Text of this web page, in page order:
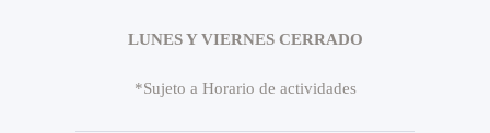
LUNES Y VIERNES CERRADO
*Sujeto a Horario de actividades